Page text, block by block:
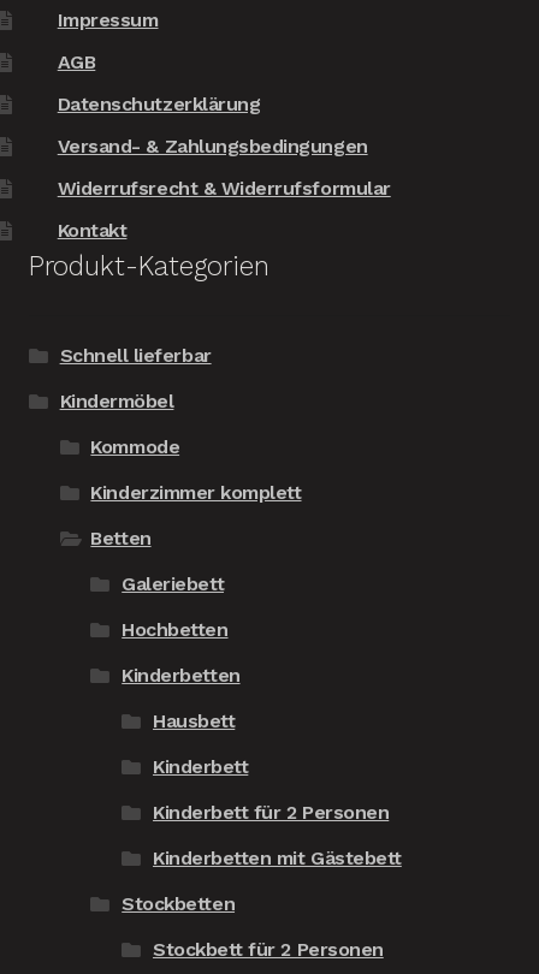
Impressum
AGB
Datenschutzerklärung
Versand- & Zahlungsbedingungen
Widerrufsrecht & Widerrufsformular
Kontakt
Produkt-Kategorien
Schnell lieferbar
Kindermöbel
Kommode
Kinderzimmer komplett
Betten
Galeriebett
Hochbetten
Kinderbetten
Hausbett
Kinderbett
Kinderbett für 2 Personen
Kinderbetten mit Gästebett
Stockbetten
Stockbett für 2 Personen